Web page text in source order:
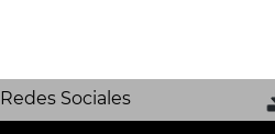
Redes Sociales